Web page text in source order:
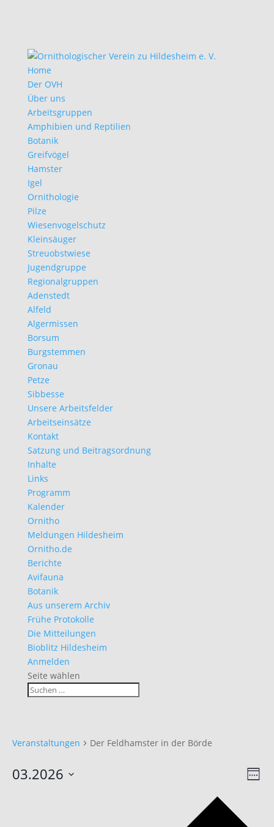
Home
Der OVH
Über uns
Arbeitsgruppen
Amphibien und Reptilien
Botanik
Greifvögel
Hamster
Igel
Ornithologie
Pilze
Wiesenvogelschutz
Kleinsäuger
Streuobstwiese
Jugendgruppe
Regionalgruppen
Adenstedt
Alfeld
Algermissen
Borsum
Burgstemmen
Gronau
Petze
Sibbesse
Unsere Arbeitsfelder
Arbeitseinsätze
Kontakt
Satzung und Beitragsordnung
Inhalte
Links
Programm
Kalender
Ornitho
Meldungen Hildesheim
Ornitho.de
Berichte
Avifauna
Botanik
Aus unserem Archiv
Frühe Protokolle
Die Mitteilungen
Bioblitz Hildesheim
Anmelden
Seite wählen
Veranstaltungen Der Feldhamster in der Börde
Woche
03.2026